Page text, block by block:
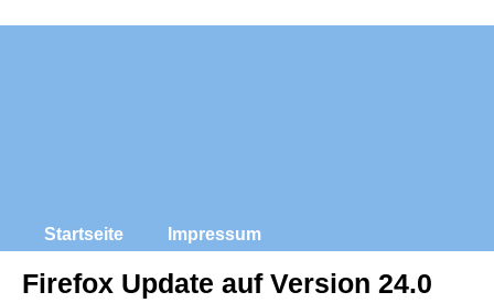
Startseite Impressum
Firefox Update auf Version 24.0